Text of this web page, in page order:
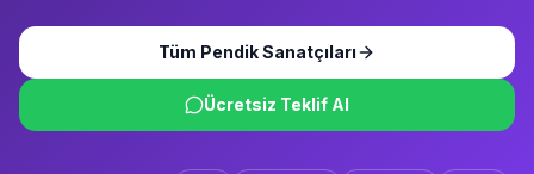
Tüm PendikSanatçıları
Ücretsiz Teklif Al